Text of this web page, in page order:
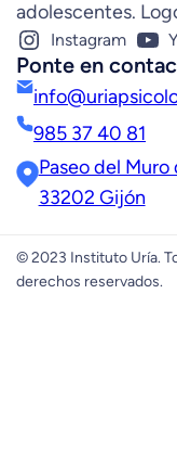
adolescentes.
Instagram
Ponte en
985 37 40 81
Paseo del Muro
33202 Gijón
© 2023 Instituto Uría.
derechos reservados.